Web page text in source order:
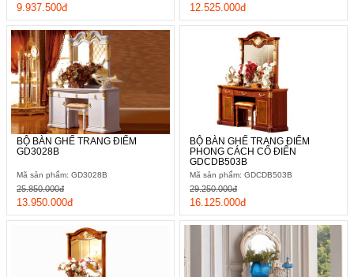
9.937.500đ 12.525.000đ
BỘ BÀN GHẾ TRANG ĐIỂM
GD3028B
Mã sản phẩm: GD3028B
13.950.000đ
25.850.000đ
BỘ BÀN GHẾ TRANG ĐIỂM
PHONG CÁCH CỔ ĐIỂN
GDCDB503B
Mã sản phẩm: GDCDB503B
16.125.000đ
29.250.000đ